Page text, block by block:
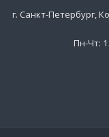
г. Санкт-Петербург,
Пн-Чт: